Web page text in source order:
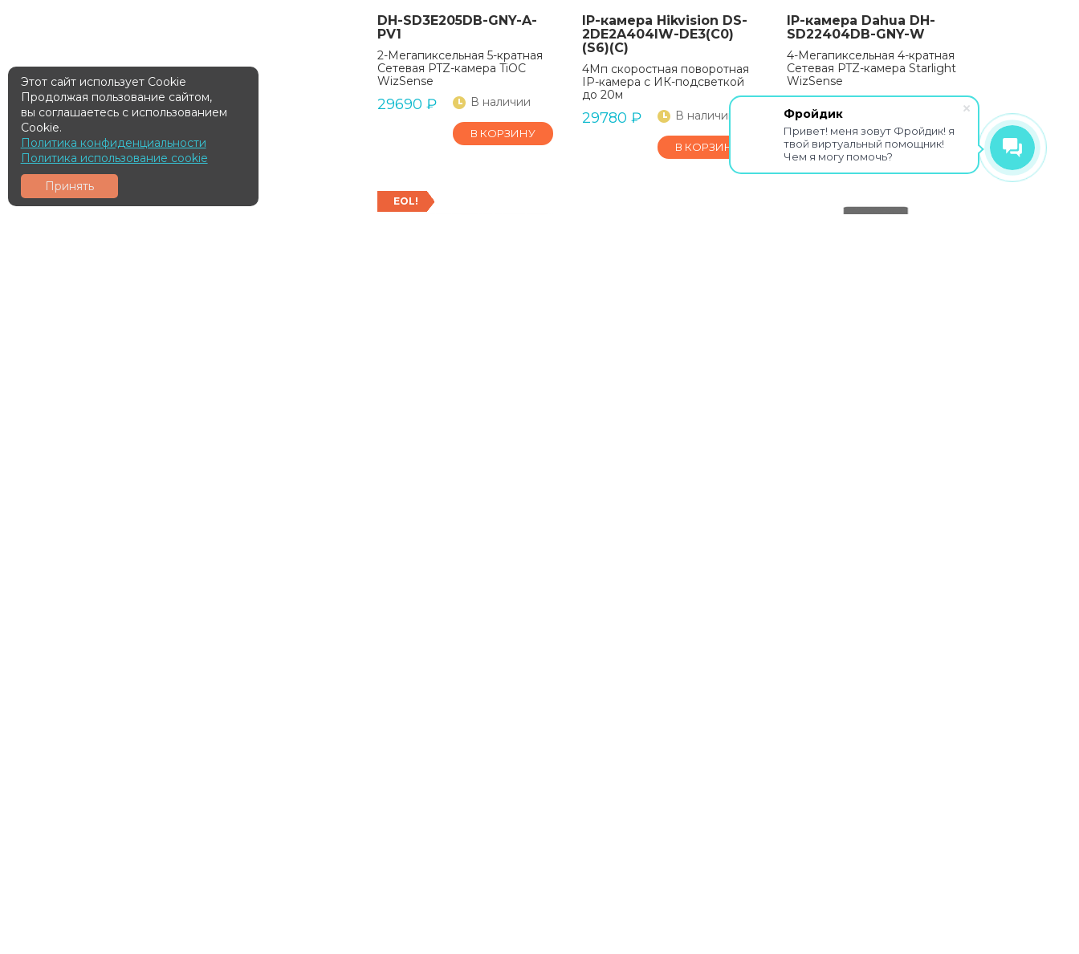
Фройдик
Привет! меня зовут Фройдик! я
твой виртуальный помощник!
Чем я могу помочь?
DH-SD3E205DB-GNY-A-
PV1
2-Мегапиксельная 5-кратная
Сетевая PTZ-камера TiOC
WizSense
29690 ₽ В наличии
В КОРЗИНУ
IP-камера Hikvision DS-
2DE2A404IW-DE3(C0)
(S6)(C)
4Мп скоростная поворотная
IP-камера с ИК-подсветкой
до 20м
29780 ₽ В наличии
В КОРЗИНУ
IP-камера Dahua DH-
SD22404DB-GNY-W
4-Мегапиксельная 4-кратная
Сетевая PTZ-камера Starlight
WizSense
29990 В наличии
В КОРЗИНУ
EOL!
Этот сайт использует Cookie
Продолжая пользование сайтом,
вы соглашаетесь с использованием
Cookie.
Политика конфиденциальности
Политика использование cookie
Принять